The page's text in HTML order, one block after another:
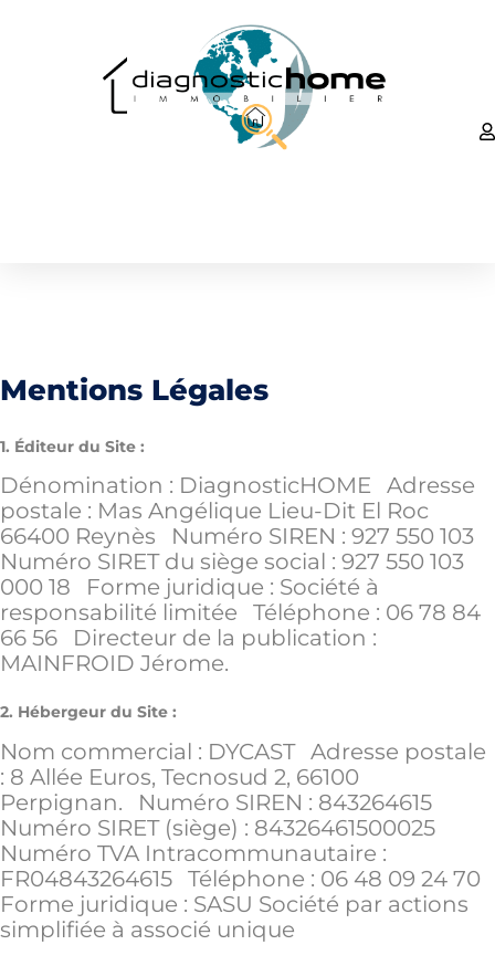
Mentions Légales
1. Éditeur du Site :
Dénomination : DiagnosticHOME
Adresse
postale : Mas Angélique Lieu-Dit El Roc
66400 Reynès
Numéro SIREN : 927 550 103
Numéro SIRET du siège social : 927 550 103
000 18
Forme juridique : Société à
responsabilité limitée
Téléphone : 06 78 84
66 56
Directeur de la publication :
MAINFROID Jérome.
2. Hébergeur du Site :
Nom commercial : DYCAST Adresse postale
: 8 Allée Euros, Tecnosud 2, 66100
Perpignan.
Numéro SIREN : 843264615
Numéro SIRET (siège) : 84326461500025
Numéro TVA Intracommunautaire :
FR04843264615 Téléphone : 06 48 09 24 70
Forme juridique : SASU Société par actions
simplifiée à associé unique